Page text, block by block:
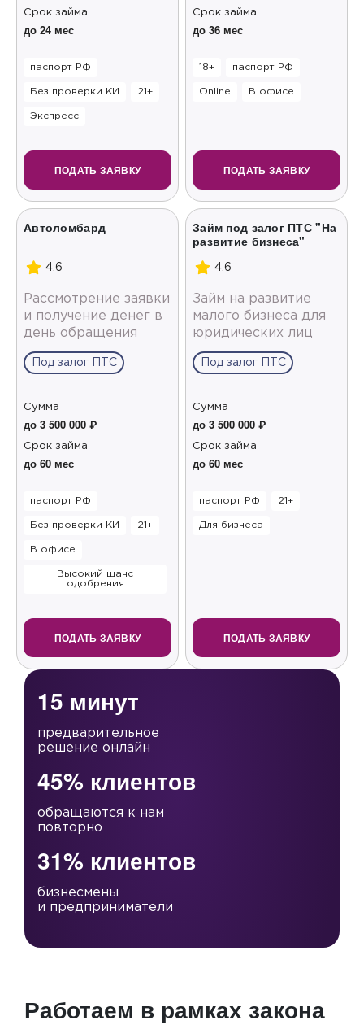
Срок займа
до 24 мес
паспорт РФ
Без проверки КИ 21+
Экспресс
ПОДАТЬ ЗАЯВКУ
Срок займа
до 36 мес
18+ паспорт РФ
Online В офисе
ПОДАТЬ ЗАЯВКУ
Автоломбард
4.6
Рассмотрение заявки
и получение денег в
день обращения
Под залог ПТС
Сумма
до 3 500 000 ₽
Срок займа
до 60 мес
паспорт РФ
Без проверки КИ 21+
В офисе
Высокий шанс
одобрения
ПОДАТЬ ЗАЯВКУ
Займ под залог ПТС "На
развитие бизнеса"
4.6
Займ на развитие
малого бизнеса для
юридических лиц
Под залог ПТС
Сумма
до 3 500 000 ₽
Срок займа
до 60 мес
паспорт РФ 21+
Для бизнеса
ПОДАТЬ ЗАЯВКУ
15 минут
предварительное
решение онлайн
45% клиентов
обращаются к нам
повторно
31% клиентов
бизнесмены
и предприниматели
Работаем в рамках закона